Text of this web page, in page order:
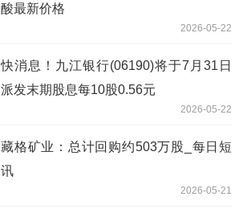
酸最新价格
2026-05-22
快消息！九江银行(06190)将于7月31日
派发末期股息每10股0.56元
2026-05-22
藏格矿业：总计回购约503万股_每日短
讯
2026-05-21